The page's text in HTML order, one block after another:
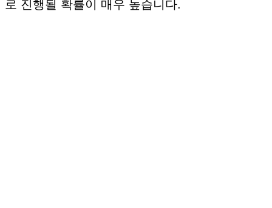
로 진행될 확률이 매우 높습니다.